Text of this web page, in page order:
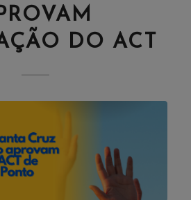
DO ACT